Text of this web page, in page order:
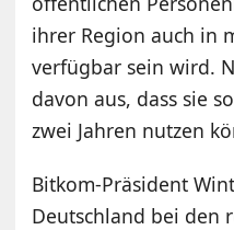
ihrer Region auch in
verfügbar sein wird.
davon aus, dass sie
zwei Jahren nutzen
Bitkom-Präsident
Deutschland bei den